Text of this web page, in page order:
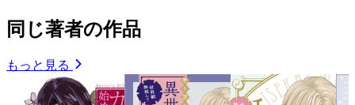
同じ著者の作品
もっと見る